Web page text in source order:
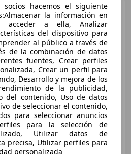
Mercedes-Benz E 280
€ 6.600
Sin comparación
Diésel 139 kW (189 CV)
socios hacemos el siguiente
la información en
acceder a ella, Analizar
del dispositivo para
al público a través de
de la combinación de datos
fuentes, Crear perfiles
Crear un perfil para
Desarrollo y mejora de los
de la publicidad,
del contenido, Uso de datos
de seleccionar el contenido,
para seleccionar anuncios
para la selección de
Utilizar datos de
precisa, Utilizar perfiles para
personalizada